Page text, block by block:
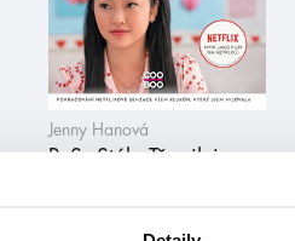
Jenny Hanová
P. S. Stále Tě miluju